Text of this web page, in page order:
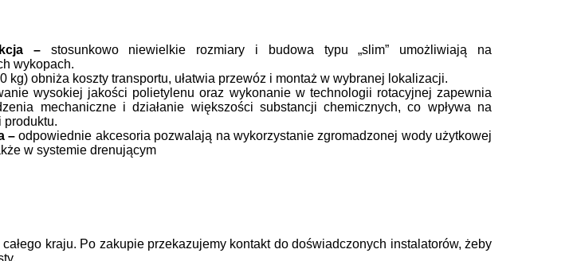
– stosunkowo niewielkie rozmiary i budowa typu „slim” umożliwiają na
wykopach.
kg) obniża koszty transportu, ułatwia przewóz i montaż w wybranej lokalizacji.
wysokiej jakości polietylenu oraz wykonanie w technologii rotacyjnej zapewnia
mechaniczne i działanie większości substancji chemicznych, co wpływa na
produktu.
–odpowiednie akcesoria pozwalają na wykorzystanie zgromadzonej wody użytkowej
w systemie drenującym
kraju. Po zakupie przekazujemy kontakt do doświadczonych instalatorów, żeby